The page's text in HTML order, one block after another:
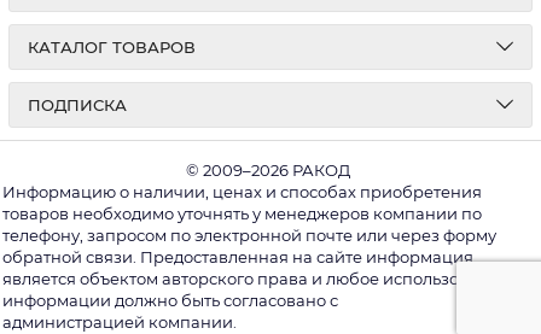
КАТАЛОГ ТОВАРОВ
ПОДПИСКА
© 2009–2026 РАКОД
Информацию о наличии, ценах и способах приобретения
товаров необходимо уточнять у менеджеров компании по
телефону, запросом по электронной почте или через форму
обратной связи. Предоставленная на сайте информация
является объектом авторского права и любое использование
информации должно быть согласовано с
администрацией компании.